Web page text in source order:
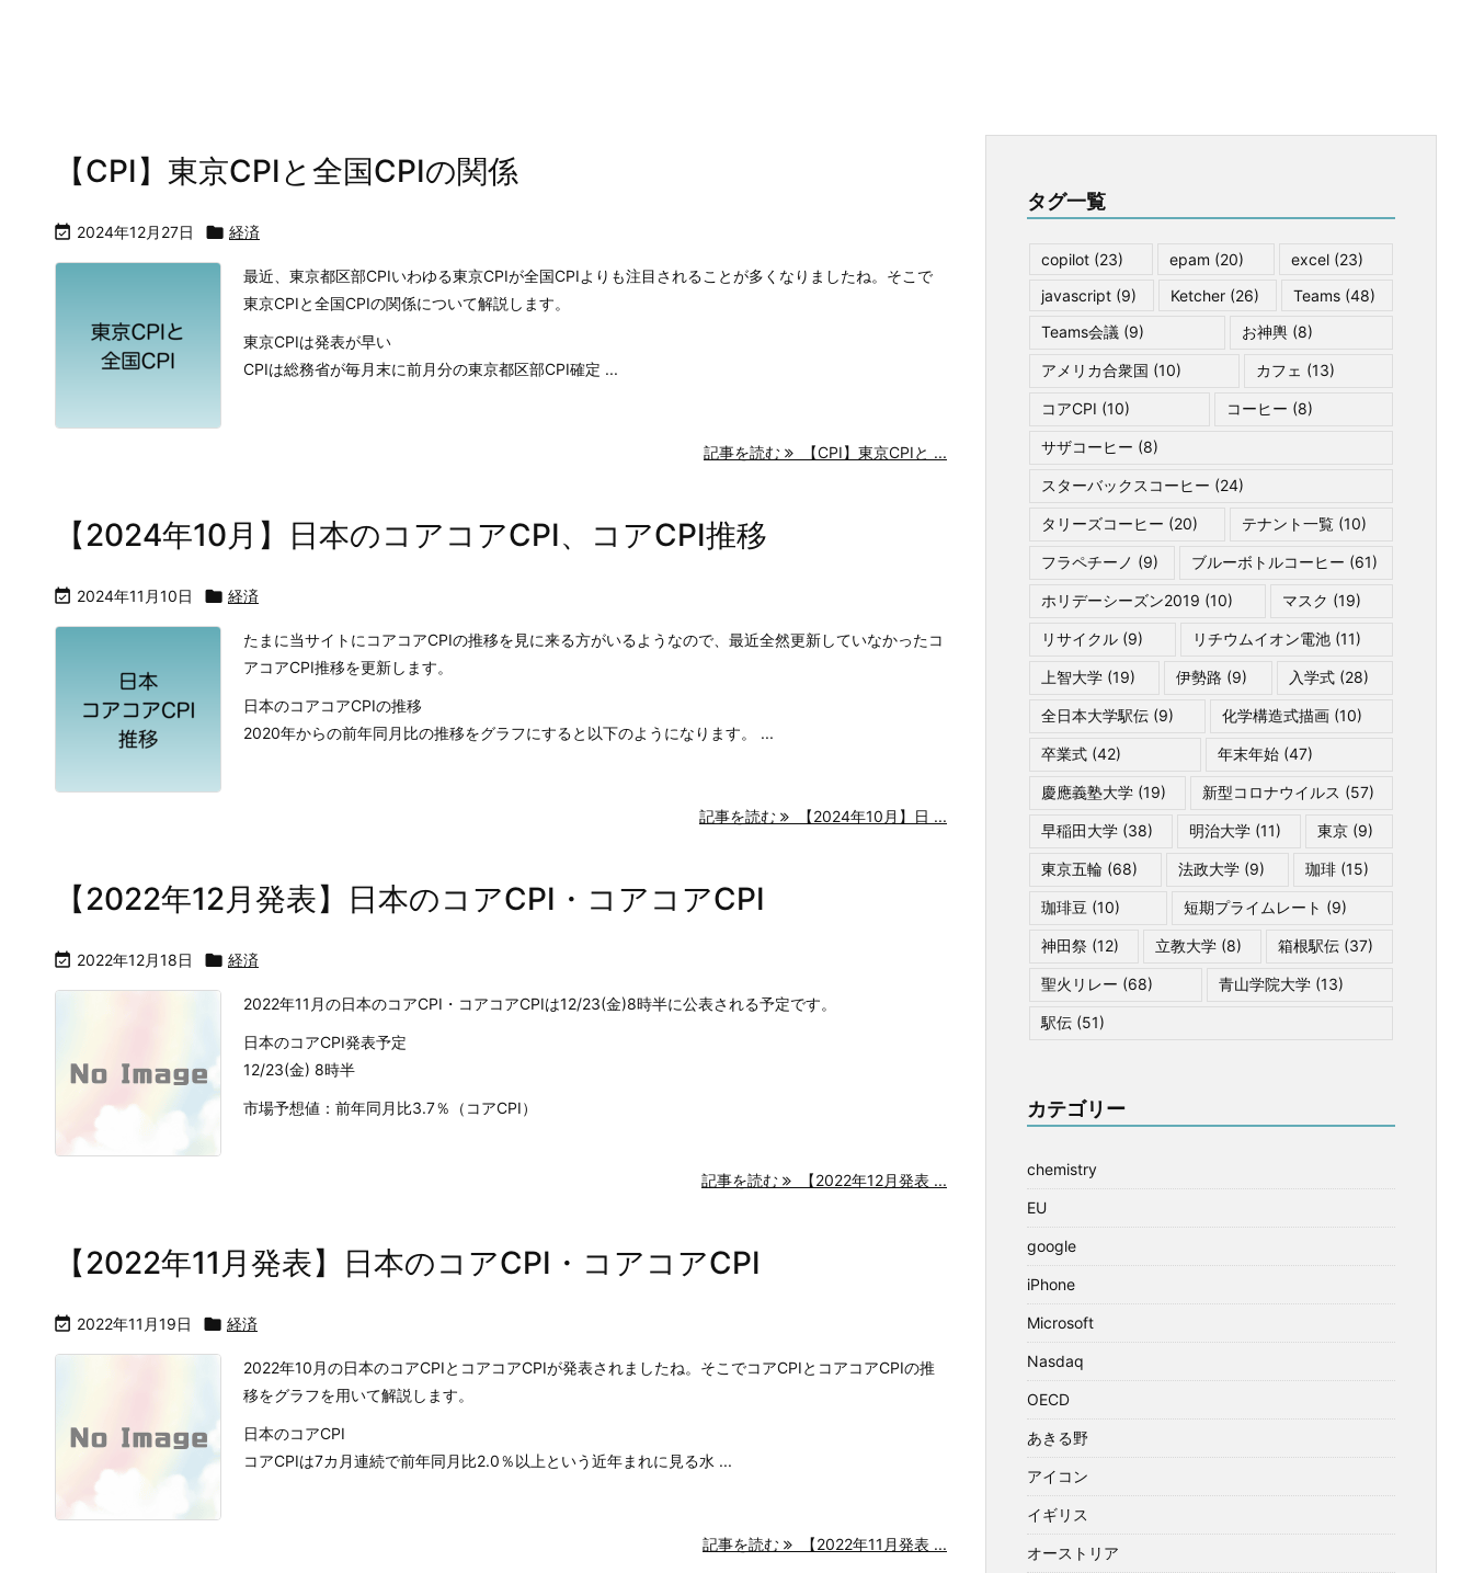
【CPI】東京CPIと全国CPIの関係
 2024年12月27日  経済
最近、東京都区部CPIいわゆる東京CPIが全国CPIよりも注目されることが多くなりましたね。そこで
東京CPIと全国CPIの関係について解説します。
東京CPIは発表が早い
CPIは総務省が毎月末に前月分の東京都区部CPI確定 ...
記事を読む 【CPI】東京CPIと ...
【2024年10月】日本のコアコアCPI、コアCPI推移
 2024年11月10日  経済
たまに当サイトにコアコアCPIの推移を見に来る方がいるようなので、最近全然更新していなかったコ
アコアCPI推移を更新します。
日本のコアコアCPIの推移
2020年からの前年同月比の推移をグラフにすると以下のようになります。 ...
記事を読む 【2024年10月】日 ...
【2022年12月発表】日本のコアCPI・コアコアCPI
 2022年12月18日  経済
2022年11月の日本のコアCPI・コアコアCPIは12/23(金)8時半に公表される予定です。
日本のコアCPI発表予定
12/23(金) 8時半
市場予想値：前年同月比3.7％（コアCPI）
記事を読む 【2022年12月発表 ...
【2022年11月発表】日本のコアCPI・コアコアCPI
 2022年11月19日  経済
2022年10月の日本のコアCPIとコアコアCPIが発表されましたね。そこでコアCPIとコアコアCPIの推
移をグラフを用いて解説します。
日本のコアCPI
コアCPIは7カ月連続で前年同月比2.0％以上という近年まれに見る水 ...
記事を読む 【2022年11月発表 ...
タグ一覧
copilot (23) epam (20) excel(23)
javascript (9) Ketcher (26) Teams (48)
Teams会議 (9) お神輿(8)
アメリカ合衆国 (10) カフェ (13)
コアCPI (10) コーヒー (8)
サザコーヒー (8)
スターバックスコーヒー (24)
タリーズコーヒー (20) テナント一覧(10)
フラペチーノ (9) ブルーボトルコーヒー (61)
ホリデーシーズン2019 (10) マスク (19)
リサイクル (9) リチウムイオン電池(11)
上智大学 (19) 伊勢路 (9) 入学式(28)
全日本大学駅伝 (9) 化学構造式描画(10)
卒業式 (42) 年末年始 (47)
慶應義塾大学 (19) 新型コロナウイルス (57)
早稲田大学 (38) 明治大学 (11) 東京 (9)
東京五輪 (68) 法政大学 (9) 珈琲 (15)
珈琲豆 (10) 短期プライムレート (9)
神田祭 (12) 立教大学 (8) 箱根駅伝 (37)
聖火リレー (68) 青山学院大学 (13)
駅伝 (51)
カテゴリー
chemistry
EU
google
iPhone
Microsoft
Nasdaq
OECD
あきる野
アイコン
イギリス
オーストリア